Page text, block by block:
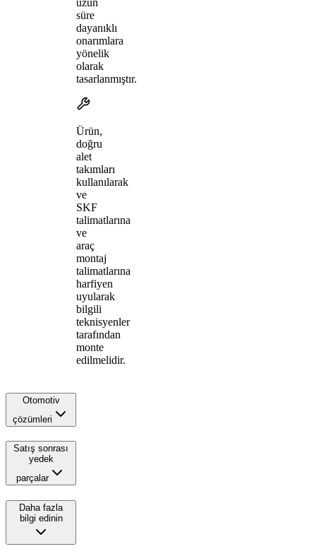
süre
dayanıklı
onarımlara
yönelik
olarak
tasarlanmıştır.
Ürün,
doğru
alet
takımları
kullanılarak
ve
SKF
talimatlarına
ve
araç
montaj
talimatlarına
harfiyen
uyularak
bilgili
teknisyenler
tarafından
monte
edilmelidir.
Otomotiv
çözümleri
Satış sonrası
yedek
parçalar
Daha fazla
bilgi edinin